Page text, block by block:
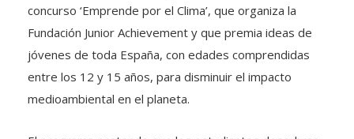
concurso ‘Emprende por el Clima’, que organiza la
Fundación Junior Achievement y que premia ideas de
jóvenes de toda España, con edades comprendidas
entre los 12 y 15 años, para disminuir el impacto
medioambiental en el planeta.